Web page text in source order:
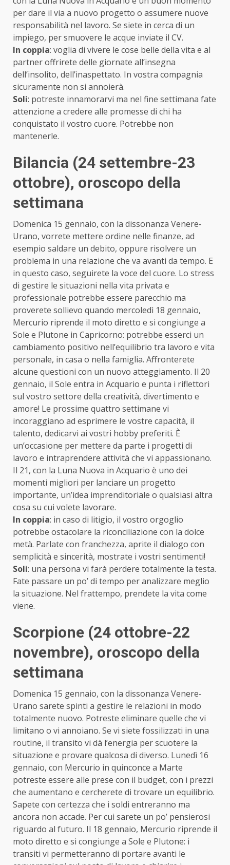
per dare il via a nuovo progetto o assumere nuove
responsabilità nel lavoro. Se siete in cerca di un
impiego, per smuovere le acque inviate il CV.
In coppia: voglia di vivere le cose belle della vita e al
partner offrirete delle giornate all’insegna
dell’insolito, dell’inaspettato. In vostra compagnia
sicuramente non si annoierà.
Soli: potreste innamorarvi ma nel fine settimana fate
attenzione a credere alle promesse di chi ha
conquistato il vostro cuore. Potrebbe non
mantenerle.
Bilancia (24 settembre-23
ottobre), oroscopo della
settimana
Domenica 15 gennaio, con la dissonanza Venere-
Urano, vorrete mettere ordine nelle finanze, ad
esempio saldare un debito, oppure risolvere un
problema in una relazione che va avanti da tempo. E
in questo caso, seguirete la voce del cuore. Lo stress
di gestire le situazioni nella vita privata e
professionale potrebbe essere parecchio ma
proverete sollievo quando mercoledì 18 gennaio,
Mercurio riprende il moto diretto e si congiunge a
Sole e Plutone in Capricorno: potrebbe esserci un
cambiamento positivo nell’equilibrio tra lavoro e vita
personale, in casa o nella famiglia. Affronterete
alcune questioni con un nuovo atteggiamento. Il 20
gennaio, il Sole entra in Acquario e punta i riflettori
sul vostro settore della creatività, divertimento e
amore! Le prossime quattro settimane vi
incoraggiano ad esprimere le vostre capacità, il
talento, dedicarvi ai vostri hobby preferiti. È
un’occasione per mettere da parte i progetti di
lavoro e intraprendere attività che vi appassionano.
Il 21, con la Luna Nuova in Acquario è uno dei
momenti migliori per lanciare un progetto
importante, un’idea imprenditoriale o qualsiasi altra
cosa su cui volete lavorare.
In coppia: in caso di litigio, il vostro orgoglio
potrebbe ostacolare la riconciliazione con la dolce
metà. Parlate con franchezza, aprite il dialogo con
semplicità e sincerità, mostrate i vostri sentimenti!
Soli: una persona vi farà perdere totalmente la testa.
Fate passare un po’ di tempo per analizzare meglio
la situazione. Nel frattempo, prendete la vita come
viene.
Scorpione (24 ottobre-22
novembre), oroscopo della
settimana
Domenica 15 gennaio, con la dissonanza Venere-
Urano sarete spinti a gestire le relazioni in modo
totalmente nuovo. Potreste eliminare quelle che vi
limitano o vi annoiano. Se vi siete fossilizzati in una
routine, il transito vi dà l’energia per scuotere la
situazione e provare qualcosa di diverso. Lunedì 16
gennaio, con Mercurio in quinconce a Marte
potreste essere alle prese con il budget, con i prezzi
che aumentano e cercherete di trovare un equilibrio.
Sapete con certezza che i soldi entreranno ma
ancora non accade. Per cui sarete un po’ pensierosi
riguardo al futuro. Il 18 gennaio, Mercurio riprende il
moto diretto e si congiunge a Sole e Plutone: i
transiti vi permetteranno di portare avanti le